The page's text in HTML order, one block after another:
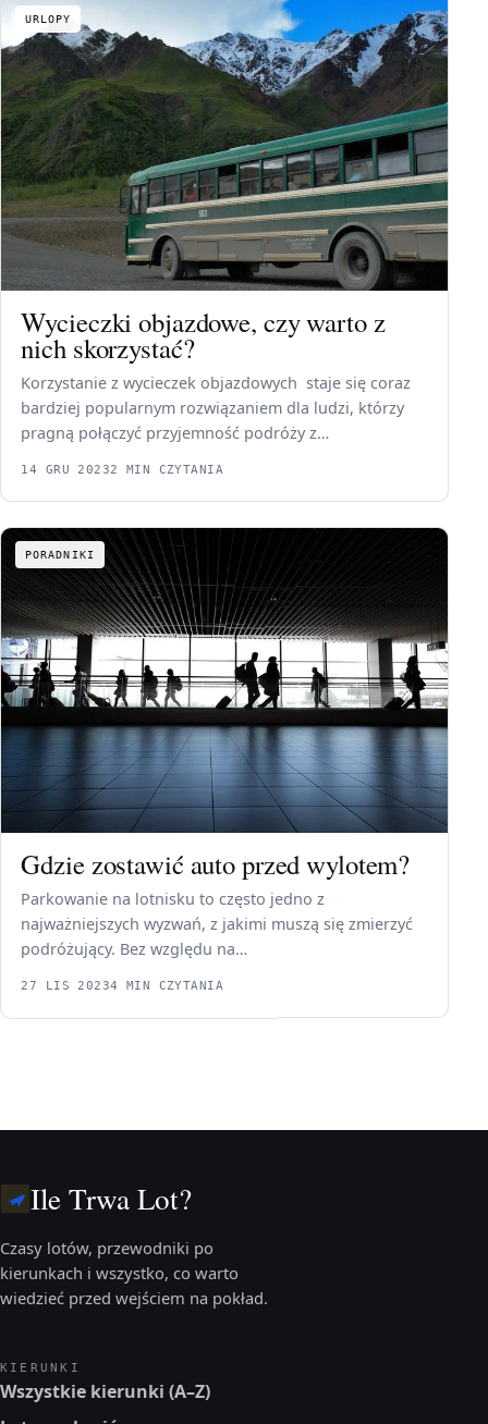
URLOPY
Wycieczki objazdowe, czy warto z
nich skorzystać?
Korzystanie z wycieczek objazdowych staje się coraz
bardziej popularnym rozwiązaniem dla ludzi, którzy
pragną połączyć przyjemność podróży z…
14 GRU 20232 MIN CZYTANIA
PORADNIKI
Gdzie zostawić auto przed wylotem?
Parkowanie na lotnisku to często jedno z
najważniejszych wyzwań, z jakimi muszą się zmierzyć
podróżujący. Bez względu na…
27 LIS 20234 MIN CZYTANIA
Ile Trwa Lot?
Czasy lotów, przewodniki po
kierunkach i wszystko, co warto
wiedzieć przed wejściem na pokład.
KIERUNKI
Wszystkie kierunki (A–Z)